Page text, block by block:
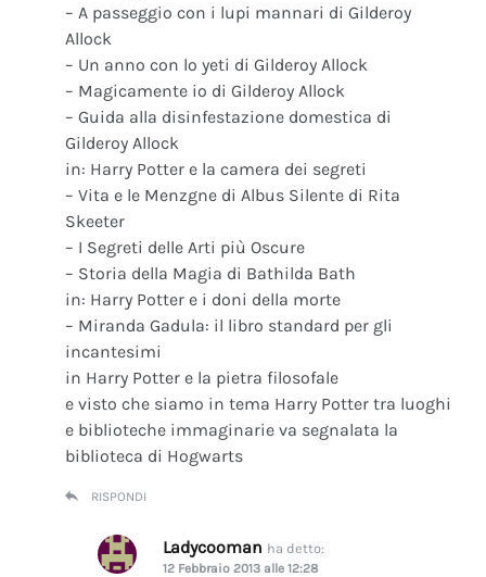
– A passeggio con i lupi mannari di Gilderoy
Allock
– Un anno con lo yeti di Gilderoy Allock
– Magicamente io di Gilderoy Allock
– Guida alla disinfestazione domestica di
Gilderoy Allock
in: Harry Potter e la camera dei segreti
– Vita e le Menzgne di Albus Silente di Rita
Skeeter
– I Segreti delle Arti più Oscure
– Storia della Magia di Bathilda Bath
in: Harry Potter e i doni della morte
– Miranda Gadula: il libro standard per gli
incantesimi
in Harry Potter e la pietra filosofale
e visto che siamo in tema Harry Potter tra luoghi
e biblioteche immaginarie va segnalata la
biblioteca di Hogwarts
RISPONDI
Ladycooman ha detto:
12 Febbraio 2013 alle 12:28